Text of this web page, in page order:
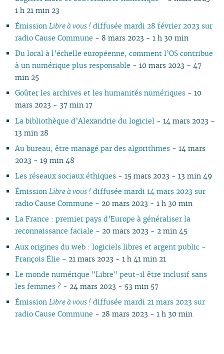
1 h 21 min 23
ÉmissionLibre à vous ! diffusée mardi 28 février 2023 sur
radio Cause Commune - 8 mars 2023 - 1 h 30 min
Du local à l’échelle européenne, comment l’OS contribue
à un numérique plus responsable - 10 mars 2023 - 47
min 25
Goûter les archives et les humanités numériques - 10
mars 2023 - 37 min 17
La bibliothèque d’Alexandrie du logiciel - 14 mars 2023 -
13 min 28
Au bureau, être managé par des algorithmes - 14 mars
2023 - 19 min 48
Les réseaux sociaux éthiques - 15 mars 2023 - 13 min 49
ÉmissionLibre à vous ! diffusée mardi 14 mars 2023 sur
radio Cause Commune - 20 mars 2023 - 1 h 30 min
La France : premier pays d’Europe à généraliser la
reconnaissance faciale - 20 mars 2023 - 2 min 45
Aux origines du web : logiciels libres et argent public -
François Élie - 21 mars 2023 - 1 h 41 min 21
Le monde numérique "Libre" peut-il être inclusif sans
les femmes ? - 24 mars 2023 - 53 min 57
ÉmissionLibre à vous ! diffusée mardi 21 mars 2023 sur
radio Cause Commune - 28 mars 2023 - 1 h 30 min